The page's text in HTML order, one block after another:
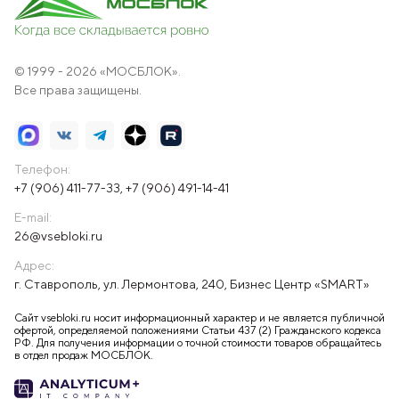
© 1999 - 2026 «МОСБЛОК».
Все права защищены.
Телефон:
+7 (906) 411-77-33 +7 (906) 491-14-41
E-mail:
26@vsebloki.ru
Адрес:
г. Ставрополь, ул. Лермонтова, 240, Бизнес Центр «SMART»
Сайт vsebloki.ru носит информационный характер и не является публичной
офертой, определяемой положениями Статьи 437 (2) Гражданского кодекса
РФ. Для получения информации о точной стоимости товаров обращайтесь
в отдел продаж МОСБЛОК.